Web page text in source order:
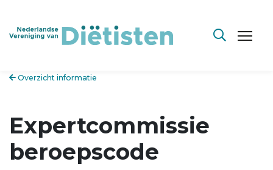
Overzicht informatie
Expertcommissie
beroepscode